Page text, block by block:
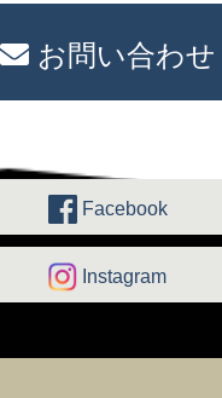
お問い合わせ
Facebook
Instagram